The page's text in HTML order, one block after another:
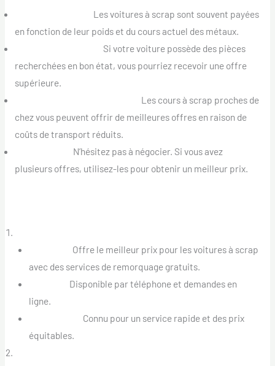
Les voitures à scrap sont souvent payées
en fonction de leur poids et du cours actuel des métaux.
Si votre voiture possède des pièces
recherchées en bon état, vous pourriez recevoir une offre
supérieure.
Les cours à scrap proches de
chez vous peuvent offrir de meilleures offres en raison de
coûts de transport réduits.
N’hésitez pas à négocier. Si vous avez
plusieurs offres, utilisez-les pour obtenir un meilleur prix.
Offre le meilleur prix pour les voitures à scrap
avec des services de remorquage gratuits.
Disponible par téléphone et demandes en
ligne.
Connu pour un service rapide et des prix
équitables.